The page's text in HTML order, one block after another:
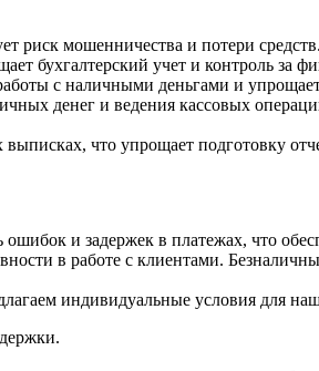
риск мошенничества и потери средств.
бухгалтерский учет и контроль за
с наличными деньгами и
денег и ведения кассовых
что упрощает подготовку
и задержек в платежах, что
в работе с клиентами.
индивидуальные условия для